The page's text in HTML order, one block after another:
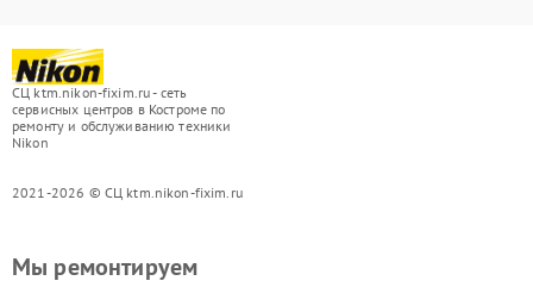
СЦ ktm.nikon-fixim.ru - сеть
сервисных центров в Костроме по
ремонту и обслуживанию техники
Nikon
2021-2026 © СЦ ktm.nikon-fixim.ru
Мы ремонтируем